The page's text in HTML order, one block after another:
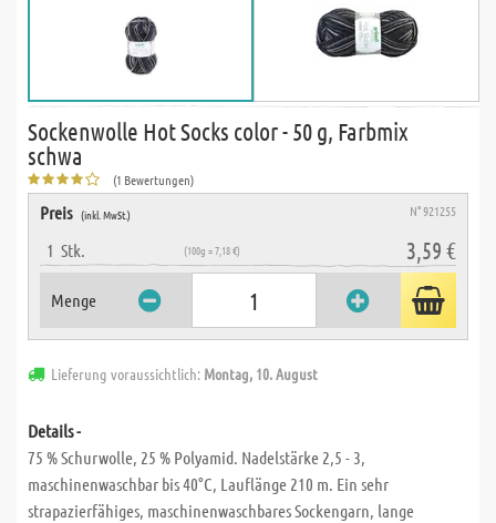
Sockenwolle Hot Socks color - 50 g, Farbmix
schwa
(1 Bewertungen)
Preis (inkl. MwSt.) N° 921255
1 Stk. (100g = 7,18 €) 3,59 €
Menge
Lieferung voraussichtlich: Montag, 10. August
Details -
75 % Schurwolle, 25 % Polyamid. Nadelstärke 2,5 - 3,
maschinenwaschbar bis 40°C, Lauflänge 210 m. Ein sehr
strapazierfähiges, maschinenwaschbares Sockengarn, lange